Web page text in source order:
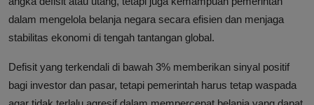
dalam mengelola belanja negara secara efisien dan menjaga
stabilitas ekonomi di tengah tantangan global.
Defisit yang terkendali di bawah 3% memberikan sinyal positif
bagi investor dan pasar, tetapi pemerintah harus tetap waspada